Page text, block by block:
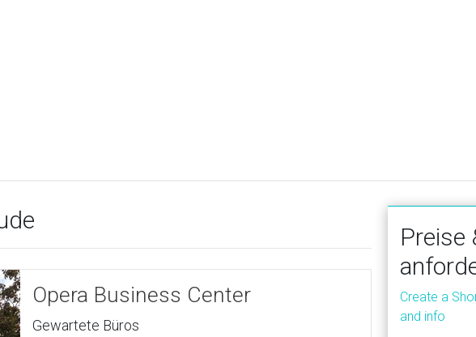
Opera Business Center
Gewartete Büros
Preise
Create a
and info